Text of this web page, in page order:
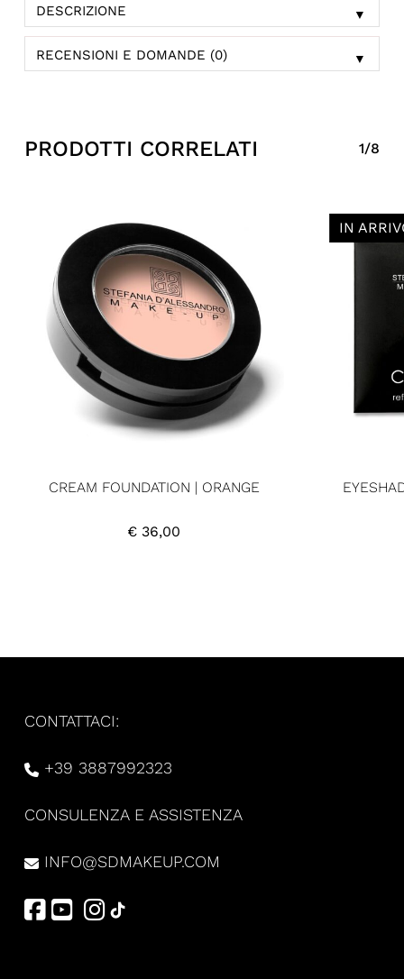
DESCRIZIONE ▼
RECENSIONI E DOMANDE (0) ▼
PRODOTTI CORRELATI 1/8
CREAM FOUNDATION | ORANGE
€ 36,00
IN
CONTATTACI:
+39 3887992323
CONSULENZA E ASSISTENZA
INFO@SDMAKEUP.COM